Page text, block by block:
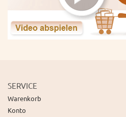
SERVICE
Warenkorb
Konto